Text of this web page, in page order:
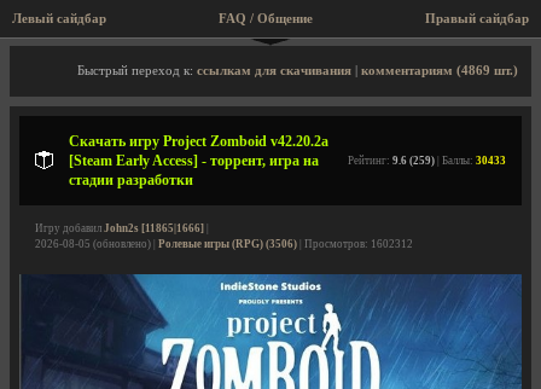
Левый сайдбар FAQ / Общение
Описание игры, торрент, скриншоты, видео
Быстрый переход к: ссылкам для скачивания комментариям (4869 шт.)
Скачать игру Project Zomboid v42.20.2a
[Steam Early Access] - торрент, игра на
стадии разработки
Рейтинг: 9.6 (259) | Баллы: 30433
Игру добавил John2s [11865|1666]
2026-08-05 (обновлено) | Ролевые игры (RPG) (3506) | Просмотров: 1602312